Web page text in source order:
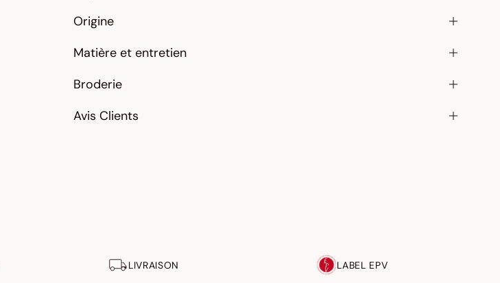
Origine
Matière et entretien
Broderie
Avis Clients
LIVRAISON LABEL EPV